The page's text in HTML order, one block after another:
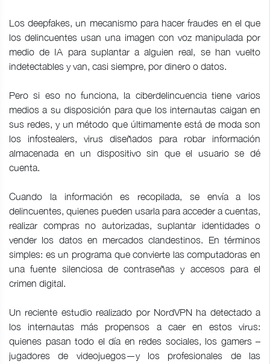
Los deepfakes, un mecanismo para hacer fraudes en el que
los delincuentes usan una imagen con voz manipulada por
medio de IA para suplantar a alguien real, se han vuelto
indetectables y van, casi siempre, por dinero o datos.
Pero si eso no funciona, la ciberdelincuencia tiene varios
medios a su disposición para que los internautas caigan en
sus redes, y un método que últimamente está de moda son
los infostealers, virus diseñados para robar información
almacenada en un dispositivo sin que el usuario se dé
cuenta.
Cuando la información es recopilada, se envía a los
delincuentes, quienes pueden usarla para acceder a cuentas,
realizar compras no autorizadas, suplantar identidades o
vender los datos en mercados clandestinos. En términos
simples: es un programa que convierte las computadoras en
una fuente silenciosa de contraseñas y accesos para el
crimen digital.
Un reciente estudio realizado por NordVPN ha detectado a
los internautas más propensos a caer en estos virus:
quienes pasan todo el día en redes sociales, los gamers –
jugadores de videojuegos—y los profesionales de las